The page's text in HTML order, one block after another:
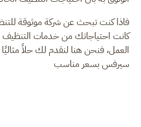
فاذا كنت تبحث عن شركة موثوقة
كانت احتياجاتك من خدمات التنظيف
العمل، فنحن هنا لنقدم لك حلاً
سيرفس بسعر مناسب